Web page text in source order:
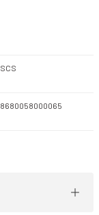
SCS
8680058000065